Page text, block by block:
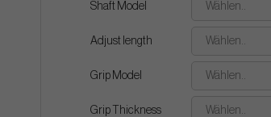
Shaft Model Wählen..
Adjust length Wählen..
Grip Model Wählen..
Grip Thickness Wählen..